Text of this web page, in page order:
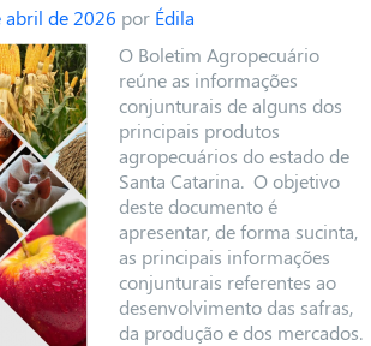
abril de 2026 por Édila
O Boletim Agropecuário
reúne as informações
conjunturais de alguns dos
principais produtos
agropecuários do estado de
Santa Catarina. O objetivo
deste documento é
apresentar, de forma sucinta,
as principais informações
conjunturais referentes ao
desenvolvimento das safras,
da produção e dos mercados.